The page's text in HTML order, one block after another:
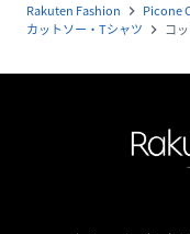
Rakuten Fashion navigate_next Picone
カットソー・Tシャツ navigate_next コ